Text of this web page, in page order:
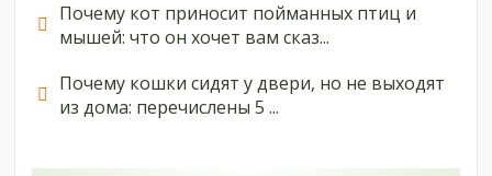
Почему кот приносит пойманных птиц и
мышей: что он хочет вам сказ...
Почему кошки сидят у двери, но не выходят
из дома: перечислены 5 ...